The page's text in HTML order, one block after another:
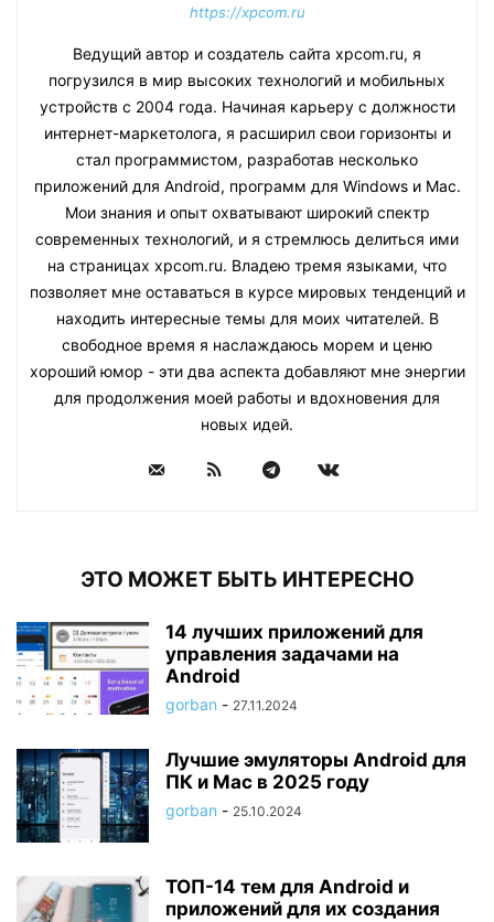
https://xpcom.ru
Ведущий автор и создатель сайта xpcom.ru, я
погрузился в мир высоких технологий и мобильных
устройств с 2004 года. Начиная карьеру с должности
интернет-маркетолога, я расширил свои горизонты и
стал программистом, разработав несколько
приложений для Android, программ для Windows и Mac.
Мои знания и опыт охватывают широкий спектр
современных технологий, и я стремлюсь делиться ими
на страницах xpcom.ru. Владею тремя языками, что
позволяет мне оставаться в курсе мировых тенденций и
находить интересные темы для моих читателей. В
свободное время я наслаждаюсь морем и ценю
хороший юмор - эти два аспекта добавляют мне энергии
для продолжения моей работы и вдохновения для
новых идей.
ЭТО МОЖЕТ БЫТЬ ИНТЕРЕСНО
14 лучших приложений для
управления задачами на
Android
gorban - 27.11.2024
Лучшие эмуляторы Android для
ПК и Mac в 2025 году
gorban - 25.10.2024
ТОП-14 тем для Android и
приложений для их создания